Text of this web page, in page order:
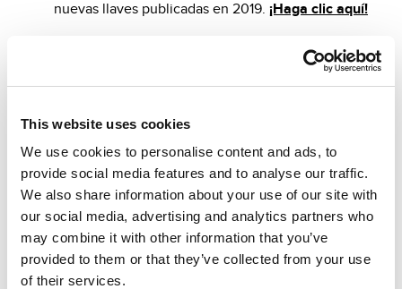
This website uses cookies
We use cookies to personalise content and ads, to
provide social media features and to analyse our traffic.
We also share information about your use of our site with
our social media, advertising and analytics partners who
may combine it with other information that you’ve
provided to them or that they’ve collected from your use
of their services.
nuevas llaves publicadas en 2019. ¡Haga clic aquí!
Otras noticias que te sugerimos